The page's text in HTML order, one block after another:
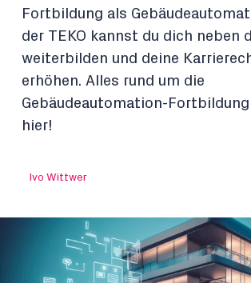
Fortbildung als
der TEKO kannst du dich neben
weiterbilden und deine
erhöhen. Alles rund um die
Gebäudeautomation-
hier!
Ivo Wittwer